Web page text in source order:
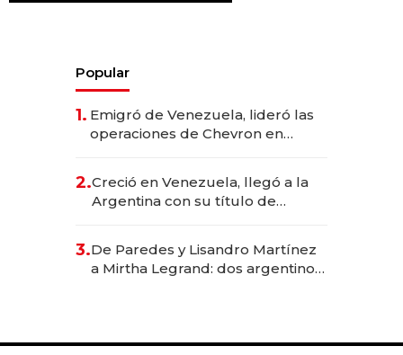
Popular
1. Emigró de Venezuela, lideró las
operaciones de Chevron en
2.Creció en Venezuela, llegó a la
Argentina con su título de
las marcas "fast premium"
3.De Paredes y Lisandro Martínez
a Mirtha Legrand: dos argentinos